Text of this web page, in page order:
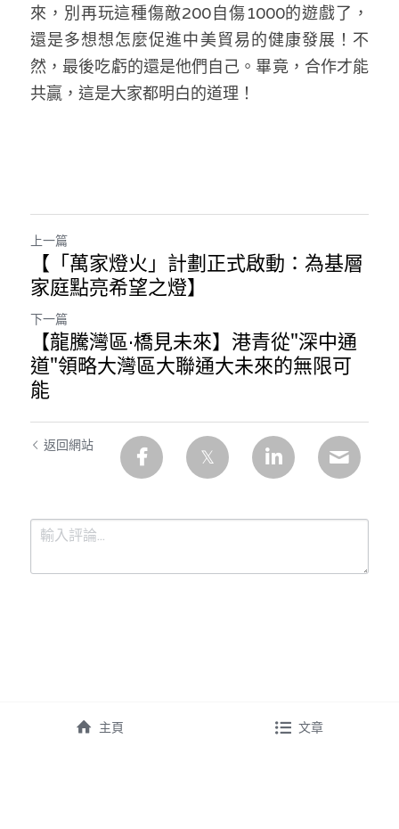
來，別再玩這種傷敵200自傷1000的遊戲了，
還是多想想怎麼促進中美貿易的健康發展！不
然，最後吃虧的還是他們自己。畢竟，合作才能
共贏，這是大家都明白的道理！
上一篇
【「萬家燈火」計劃正式啟動：為基層
家庭點亮希望之燈】
下一篇
【龍騰灣區·橋見未來】港青從"深中通
道"領略大灣區大聯通大未來的無限可
能
返回網站
主頁 文章